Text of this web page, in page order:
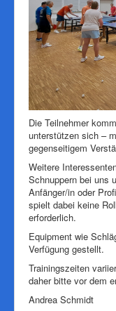
Die Teilnehmer
unterstützen sich –
gegenseitigem
Weitere
Schnuppern bei uns
Anfänger/in oder
spielt dabei keine
erforderlich.
Equipment wie
Verfügung gestellt.
Trainingszeiten
daher bitte vor dem
Andrea Schmidt